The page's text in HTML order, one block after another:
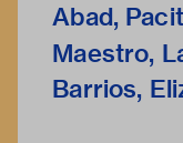
Abad,
Maestro,
Barrios,